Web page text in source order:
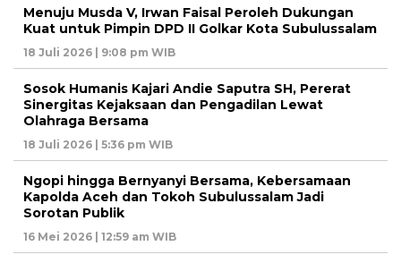
Menuju Musda V, Irwan Faisal Peroleh Dukungan
Kuat untuk Pimpin DPD II Golkar Kota Subulussalam
18 Juli 2026 | 9:08 pm WIB
Sosok Humanis Kajari Andie Saputra SH, Pererat
Sinergitas Kejaksaan dan Pengadilan Lewat
Olahraga Bersama
18 Juli 2026 | 5:36 pm WIB
Ngopi hingga Bernyanyi Bersama, Kebersamaan
Kapolda Aceh dan Tokoh Subulussalam Jadi
Sorotan Publik
16 Mei 2026 | 12:59 am WIB